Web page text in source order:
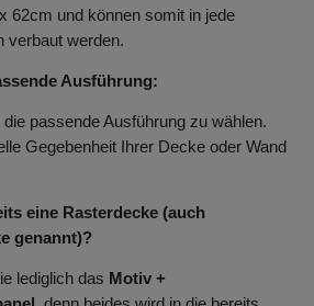
62cm und können somit in jede
verbaut werden.
Ausführung:
passende Ausführung zu wählen.
Gegebenheit Ihrer Decke oder Wand
eine Rasterdecke (auch
genannt)?
lediglich das Motiv +